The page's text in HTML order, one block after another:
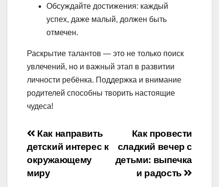
Обсуждайте достижения: каждый
успех, даже малый, должен быть
отмечен.
Раскрытие талантов — это не только поиск
увлечений, но и важный этап в развитии
личности ребёнка. Поддержка и внимание
родителей способны творить настоящие
чудеса!
Навигация
по
записям
Как провести
сладкий вечер с
детьми: выпечка
и радость
Как направить
детский интерес к
окружающему
миру